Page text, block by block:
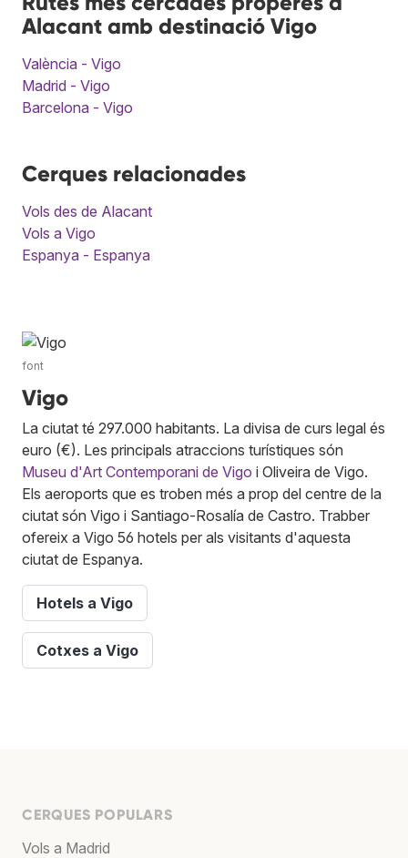
Alacant amb destinació Vigo
València - Vigo
Madrid - Vigo
Barcelona - Vigo
Cerques relacionades
Vols des de Alacant
Vols a Vigo
Espanya - Espanya
font
Vigo
La ciutat té 297.000 habitants. La divisa de curs legal és
euro (€). Les principals atraccions turístiques són
Museu d'Art Contemporani de Vigo i Oliveira de Vigo.
Els aeroports que es troben més a prop del centre de la
ciutat són Vigo i Santiago-Rosalía de Castro. Trabber
ofereix a Vigo 56 hotels per als visitants d'aquesta
ciutat de Espanya.
Hotels a Vigo
Cotxes a Vigo
CERQUES POPULARS
Vols a Madrid